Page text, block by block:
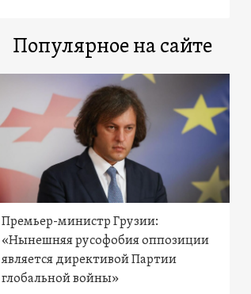
Популярное на сайте
Премьер-министр Грузии:
«Нынешняя русофобия оппозиции
является директивой Партии
глобальной войны»